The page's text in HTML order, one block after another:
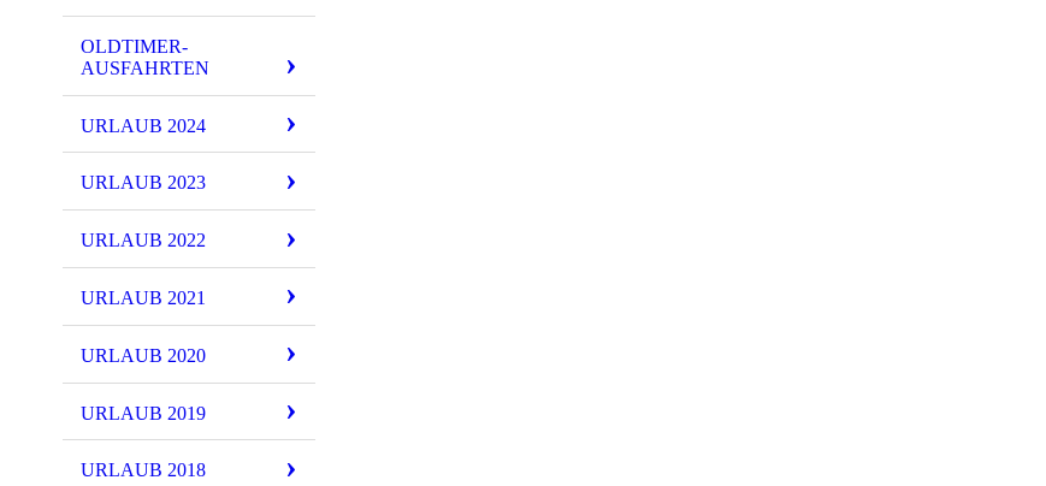
OLDTIMER-
AUSFAHRTEN
URLAUB 2024
URLAUB 2023
URLAUB 2022
URLAUB 2021
URLAUB 2020
URLAUB 2019
URLAUB 2018